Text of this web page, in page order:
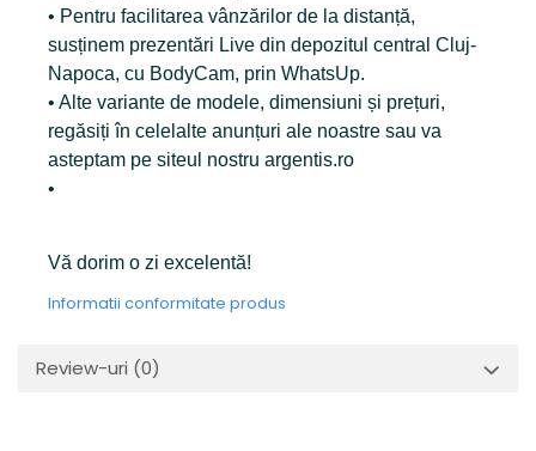
• Pentru facilitarea vânzărilor de la distanță,
susținem prezentări Live din depozitul central Cluj-
Napoca, cu BodyCam, prin WhatsUp.
• Alte variante de modele, dimensiuni și prețuri,
regăsiți în celelalte anunțuri ale noastre sau va
asteptam pe siteul nostru argentis.ro
•
Vă dorim o zi excelentă!
Informatii conformitate produs
Review-uri (0)